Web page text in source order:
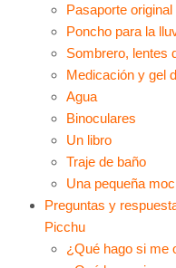
Pasaporte original
Poncho para la
Sombrero, lentes
Medicación y gel
Agua
Binoculares
Un libro
Traje de baño
Una pequeña
Preguntas y
Picchu
¿Qué hago si me